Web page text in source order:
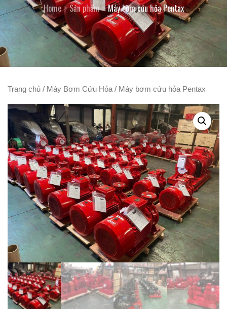
Home Sản phẩm Máy bơm cứu hỏa Pentax
Trang chủ / Máy Bơm Cứu Hỏa / Máy bơm cứu hỏa Pentax